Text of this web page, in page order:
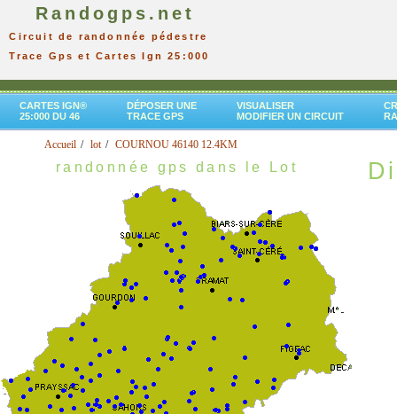
Randogps.net
Circuit de randonnée pédestre
Trace Gps et Cartes Ign 25:000
CARTES IGN®
25:000 DU 46
DÉPOSER UNE
TRACE GPS
VISUALISER
MODIFIER UN CIRCUIT
Accueil lot COURNOU 46140 12.4KM
randonnée gps dans le Lot